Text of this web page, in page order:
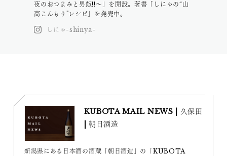
夜のおつまみと男飯!!～」を開設。著書「しにゃの“山
高こんもり"レシピ」を発売中。
しにゃ-shinya-
KUBOTA MAIL NEWS | 久保田
| 朝日酒造
新潟県にある日本酒の酒蔵「朝日酒造」の「KUBOTA